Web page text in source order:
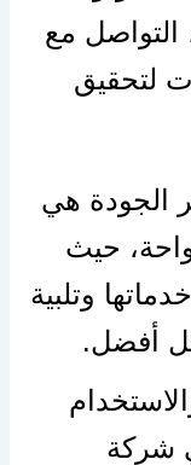
التواصل مع
لتحقيق
الجودة هي
حيث
وتلبية
أفضل.
شركة